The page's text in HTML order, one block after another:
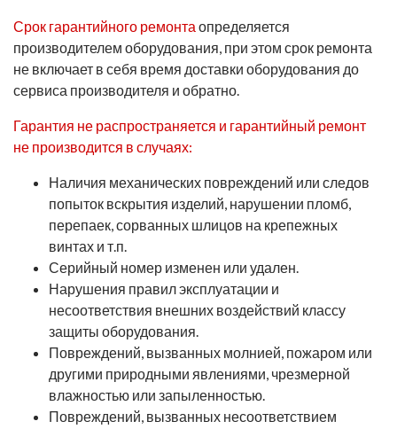
Срок гарантийного ремонта определяется
производителем оборудования, при этом срок ремонта
не включает в себя время доставки оборудования до
сервиса производителя и обратно.
Гарантия не распространяется и гарантийный ремонт
не производится в случаях:
Наличия механических повреждений или следов
попыток вскрытия изделий, нарушении пломб,
перепаек, сорванных шлицов на крепежных
винтах и т.п.
Серийный номер изменен или удален.
Нарушения правил эксплуатации и
несоответствия внешних воздействий классу
защиты оборудования.
Повреждений, вызванных молнией, пожаром или
другими природными явлениями, чрезмерной
влажностью или запыленностью.
Повреждений, вызванных несоответствием